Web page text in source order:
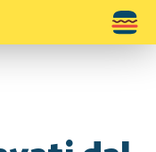
Toggle